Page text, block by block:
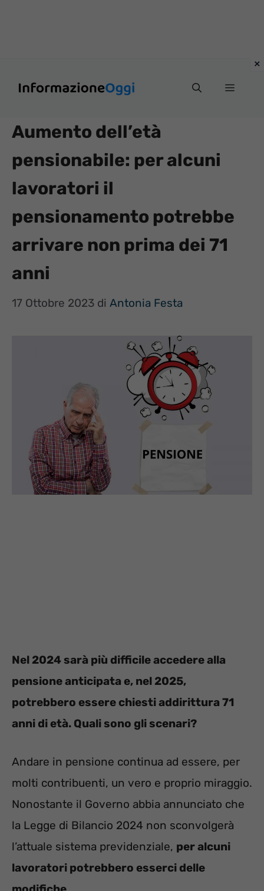
Menu
Aumento dell’età
pensionabile: per alcuni
lavoratori il
pensionamento potrebbe
arrivare non prima dei 71
anni
17 Ottobre 2023 di Antonia Festa
Nel 2024 sarà più difficile accedere alla
pensione anticipata e, nel 2025,
potrebbero essere chiesti addirittura 71
anni di età. Quali sono gli scenari?
Andare in pensione continua ad essere, per
molti contribuenti, un vero e proprio miraggio.
Nonostante il Governo abbia annunciato che
la Legge di Bilancio 2024 non sconvolgerà
l’attuale sistema previdenziale, per alcuni
lavoratori potrebbero esserci delle